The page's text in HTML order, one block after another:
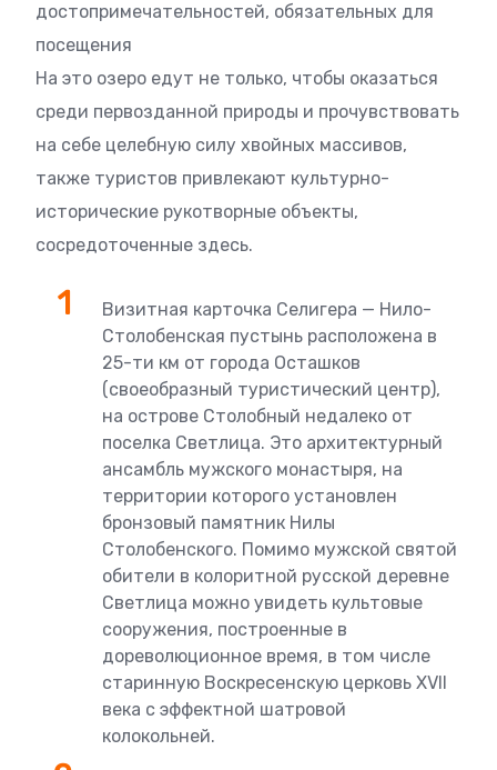
достопримечательностей, обязательных для
посещения
На это озеро едут не только, чтобы оказаться
среди первозданной природы и прочувствовать
на себе целебную силу хвойных массивов,
также туристов привлекают культурно-
исторические рукотворные объекты,
сосредоточенные здесь.
Визитная карточка Селигера — Нило-
Столобенская пустынь расположена в
25-ти км от города Осташков
(своеобразный туристический центр),
на острове Столобный недалеко от
поселка Светлица. Это архитектурный
ансамбль мужского монастыря, на
территории которого установлен
бронзовый памятник Нилы
Столобенского. Помимо мужской святой
обители в колоритной русской деревне
Светлица можно увидеть культовые
сооружения, построенные в
дореволюционное время, в том числе
старинную Воскресенскую церковь XVII
века с эффектной шатровой
колокольней.